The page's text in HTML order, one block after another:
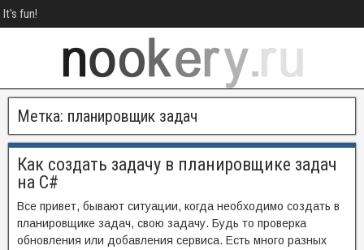
It's fun!
Метка: планировщик задач
Как создать задачу в планировщике задач
на C#
Все привет, бывают ситуации, когда необходимо создать в
планировщике задач, свою задачу. Будь то проверка
обновления или добавления сервиса. Есть много разных